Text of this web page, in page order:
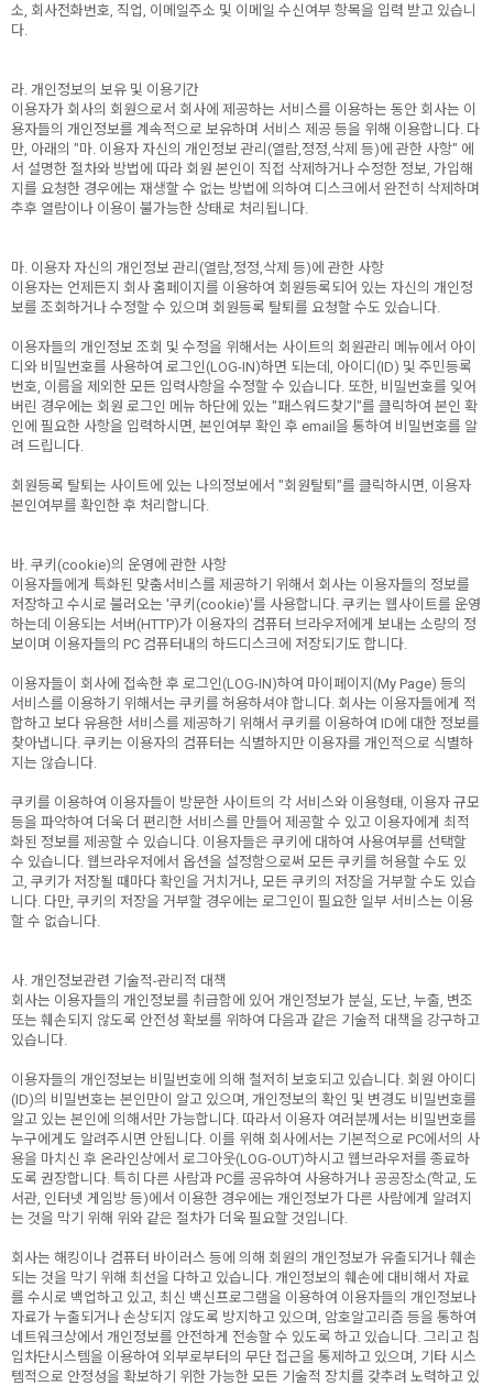
소, 회사전화번호, 직업, 이메일주소 및 이메일 수신여부 항목을 입력 받고 있습니
다.
라. 개인정보의 보유 및 이용기간
이용자가 회사의 회원으로서 회사에 제공하는 서비스를 이용하는 동안 회사는 이
용자들의 개인정보를 계속적으로 보유하며 서비스 제공 등을 위해 이용합니다. 다
만, 아래의 "마. 이용자 자신의 개인정보 관리(열람,정정,삭제 등)에 관한 사항" 에
서 설명한 절차와 방법에 따라 회원 본인이 직접 삭제하거나 수정한 정보, 가입해
지를 요청한 경우에는 재생할 수 없는 방법에 의하여 디스크에서 완전히 삭제하며
추후 열람이나 이용이 불가능한 상태로 처리됩니다.
마. 이용자 자신의 개인정보 관리(열람,정정,삭제 등)에 관한 사항
이용자는 언제든지 회사 홈페이지를 이용하여 회원등록되어 있는 자신의 개인정
보를 조회하거나 수정할 수 있으며 회원등록 탈퇴를 요청할 수도 있습니다.
이용자들의 개인정보 조회 및 수정을 위해서는 사이트의 회원관리 메뉴에서 아이
디와 비밀번호를 사용하여 로그인(LOG-IN)하면 되는데, 아이디(ID) 및 주민등록
번호, 이름을 제외한 모든 입력사항을 수정할 수 있습니다. 또한, 비밀번호를 잊어
버린 경우에는 회원 로그인 메뉴 하단에 있는 "패스워드찾기"를 클릭하여 본인 확
인에 필요한 사항을 입력하시면, 본인여부 확인 후 email을 통하여 비밀번호를 알
려 드립니다.
회원등록 탈퇴는 사이트에 있는 나의정보에서 "회원탈퇴"를 클릭하시면, 이용자
본인여부를 확인한 후 처리합니다.
바. 쿠키(cookie)의 운영에 관한 사항
이용자들에게 특화된 맞춤서비스를 제공하기 위해서 회사는 이용자들의 정보를
저장하고 수시로 불러오는 '쿠키(cookie)'를 사용합니다. 쿠키는 웹사이트를 운영
하는데 이용되는 서버(HTTP)가 이용자의 컴퓨터 브라우저에게 보내는 소량의 정
보이며 이용자들의 PC 컴퓨터내의 하드디스크에 저장되기도 합니다.
이용자들이 회사에 접속한 후 로그인(LOG-IN)하여 마이페이지(My Page) 등의
서비스를 이용하기 위해서는 쿠키를 허용하셔야 합니다. 회사는 이용자들에게 적
합하고 보다 유용한 서비스를 제공하기 위해서 쿠키를 이용하여 ID에 대한 정보를
찾아냅니다. 쿠키는 이용자의 컴퓨터는 식별하지만 이용자를 개인적으로 식별하
지는 않습니다.
쿠키를 이용하여 이용자들이 방문한 사이트의 각 서비스와 이용형태, 이용자 규모
등을 파악하여 더욱 더 편리한 서비스를 만들어 제공할 수 있고 이용자에게 최적
화된 정보를 제공할 수 있습니다. 이용자들은 쿠키에 대하여 사용여부를 선택할
수 있습니다. 웹브라우저에서 옵션을 설정함으로써 모든 쿠키를 허용할 수도 있
고, 쿠키가 저장될 때마다 확인을 거치거나, 모든 쿠키의 저장을 거부할 수도 있습
니다. 다만, 쿠키의 저장을 거부할 경우에는 로그인이 필요한 일부 서비스는 이용
할 수 없습니다.
사. 개인정보관련 기술적-관리적 대책
회사는 이용자들의 개인정보를 취급함에 있어 개인정보가 분실, 도난, 누출, 변조
또는 훼손되지 않도록 안전성 확보를 위하여 다음과 같은 기술적 대책을 강구하고
있습니다.
이용자들의 개인정보는 비밀번호에 의해 철저히 보호되고 있습니다. 회원 아이디
(ID)의 비밀번호는 본인만이 알고 있으며, 개인정보의 확인 및 변경도 비밀번호를
알고 있는 본인에 의해서만 가능합니다. 따라서 이용자 여러분께서는 비밀번호를
누구에게도 알려주시면 안됩니다. 이를 위해 회사에서는 기본적으로 PC에서의 사
용을 마치신 후 온라인상에서 로그아웃(LOG-OUT)하시고 웹브라우저를 종료하
도록 권장합니다. 특히 다른 사람과 PC를 공유하여 사용하거나 공공장소(학교, 도
서관, 인터넷 게임방 등)에서 이용한 경우에는 개인정보가 다른 사람에게 알려지
는 것을 막기 위해 위와 같은 절차가 더욱 필요할 것입니다.
회사는 해킹이나 컴퓨터 바이러스 등에 의해 회원의 개인정보가 유출되거나 훼손
되는 것을 막기 위해 최선을 다하고 있습니다. 개인정보의 훼손에 대비해서 자료
를 수시로 백업하고 있고, 최신 백신프로그램을 이용하여 이용자들의 개인정보나
자료가 누출되거나 손상되지 않도록 방지하고 있으며, 암호알고리즘 등을 통하여
네트워크상에서 개인정보를 안전하게 전송할 수 있도록 하고 있습니다. 그리고 침
입차단시스템을 이용하여 외부로부터의 무단 접근을 통제하고 있으며, 기타 시스
템적으로 안정성을 확보하기 위한 가능한 모든 기술적 장치를 갖추려 노력하고 있